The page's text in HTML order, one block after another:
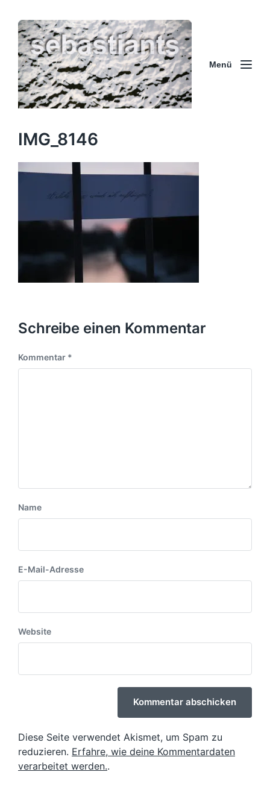
Menü
IMG_8146
Schreibe einen Kommentar
Kommentar *
Name
E-Mail-Adresse
Website
Diese Seite verwendet Akismet, um Spam zu
reduzieren. Erfahre, wie deine Kommentardaten
verarbeitet werden..